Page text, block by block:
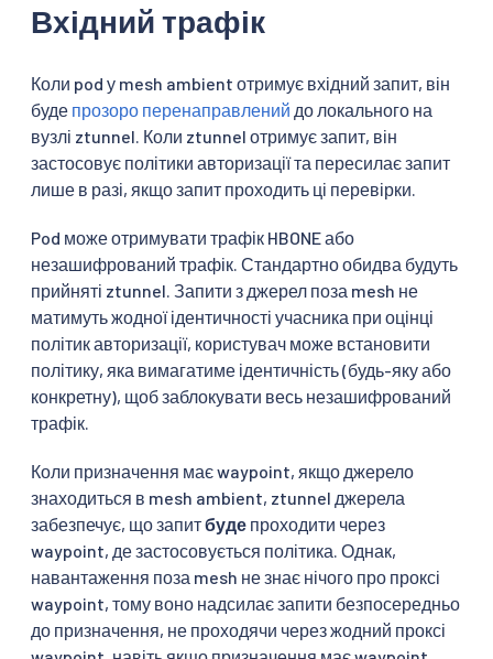
Вхідний трафік
Коли pod у mesh ambient отримує вхідний запит, він
буде прозоро перенаправлений до локального на
вузлі ztunnel. Коли ztunnel отримує запит, він
застосовує політики авторизації та пересилає запит
лише в разі, якщо запит проходить ці перевірки.
Pod може отримувати трафік HBONE або
незашифрований трафік. Стандартно обидва будуть
прийняті ztunnel. Запити з джерел поза mesh не
матимуть жодної ідентичності учасника при оцінці
політик авторизації, користувач може встановити
політику, яка вимагатиме ідентичність (будь-яку або
конкретну), щоб заблокувати весь незашифрований
трафік.
Коли призначення має waypoint, якщо джерело
знаходиться в mesh ambient, ztunnel джерела
забезпечує, що запитбуде проходити через
waypoint, де застосовується політика. Однак,
навантаження поза mesh не знає нічого про проксі
waypoint, тому воно надсилає запити безпосередньо
до призначення, не проходячи через жодний проксі